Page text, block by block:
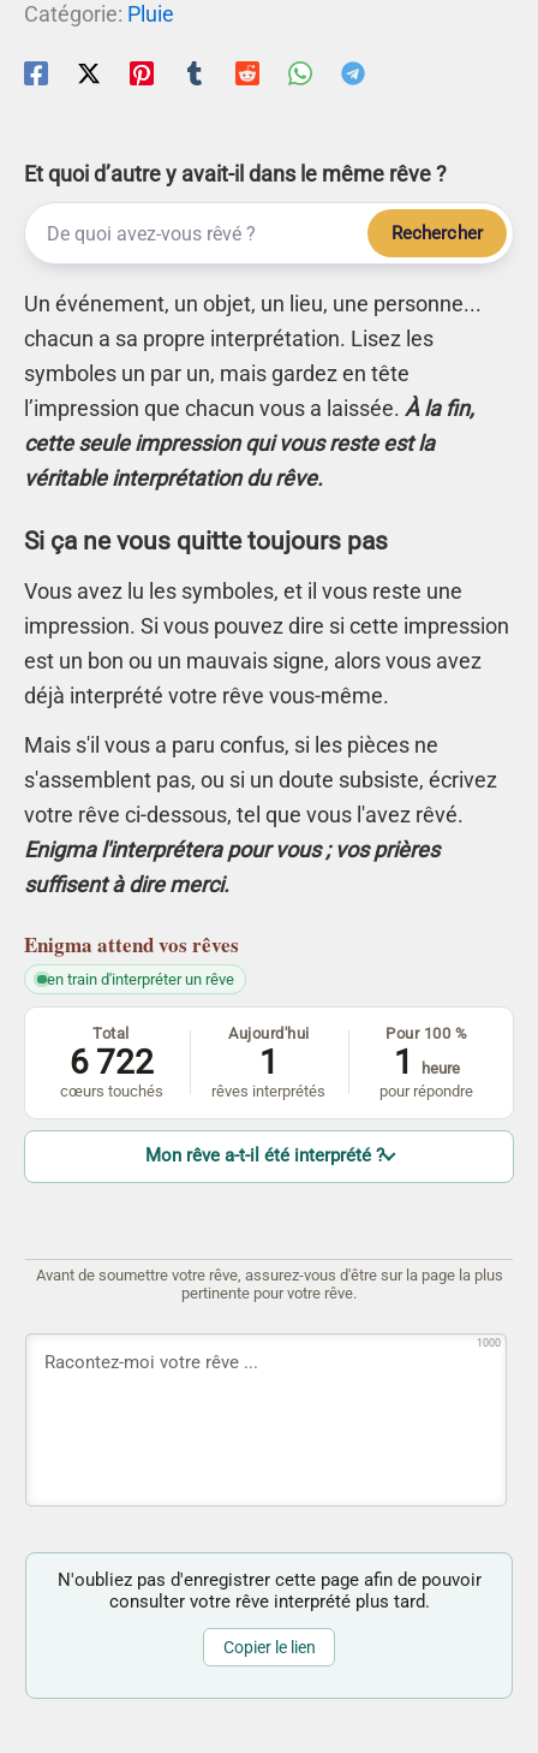
Catégorie: Pluie
Et quoi d’autre y avait-il dans le même rêve ?
Rechercher
Un événement, un objet, un lieu, une personne...
chacun a sa propre interprétation. Lisez les
symboles un par un, mais gardez en tête
l’impression que chacun vous a laissée. À la fin,
cette seule impression qui vous reste est la
véritable interprétation du rêve.
Si ça ne vous quitte toujours pas
Vous avez lu les symboles, et il vous reste une
impression. Si vous pouvez dire si cette impression
est un bon ou un mauvais signe, alors vous avez
déjà interprété votre rêve vous-même.
Mais s'il vous a paru confus, si les pièces ne
s'assemblent pas, ou si un doute subsiste, écrivez
votre rêve ci-dessous, tel que vous l'avez rêvé.
Enigma l'interprétera pour vous ; vos prières
suffisent à dire merci.
Enigma attend vos rêves
en train d'interpréter un rêve
Total
6 722
cœurs touchés
Aujourd'hui
1
rêves interprétés
Pour 100 %
1
heure
pour répondre
Mon rêve a-t-il été interprété ?
Avant de soumettre votre rêve, assurez-vous d'être sur la page la plus
pertinente pour votre rêve.
1000
N'oubliez pas d'enregistrer cette page afin de pouvoir
consulter votre rêve interprété plus tard.
Copier le lien